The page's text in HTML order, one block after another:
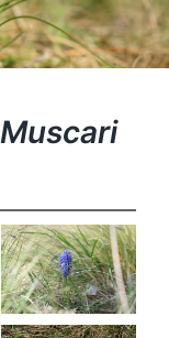
Muscari
Muscari
botryoides
Muscari